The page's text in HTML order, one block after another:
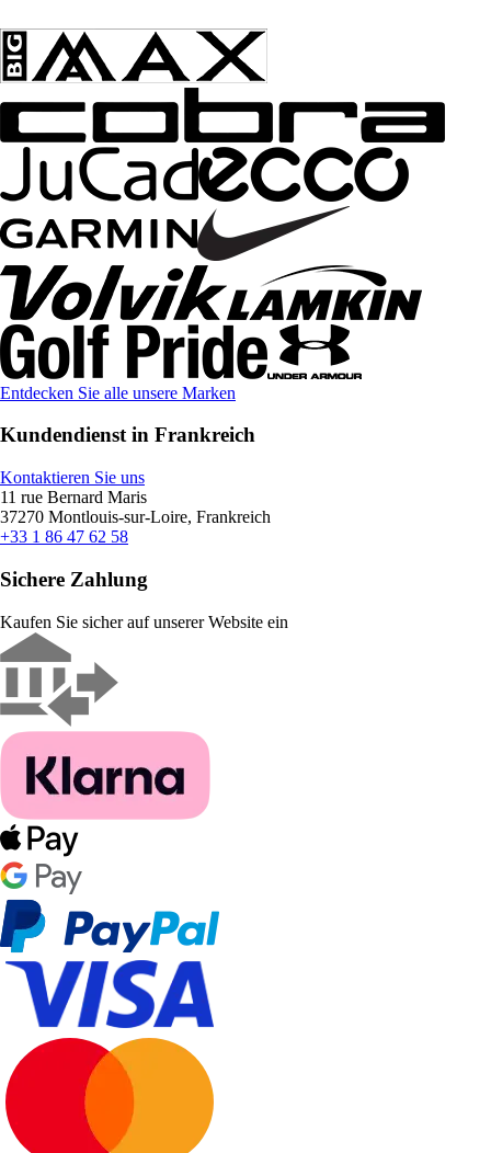
Entdecken Sie alle unsere Marken
Kundendienst in Frankreich
Kontaktieren Sie uns
11 rue Bernard Maris
37270 Montlouis-sur-Loire, Frankreich
+33 1 86 47 62 58
Sichere Zahlung
Kaufen Sie sicher auf unserer Website ein